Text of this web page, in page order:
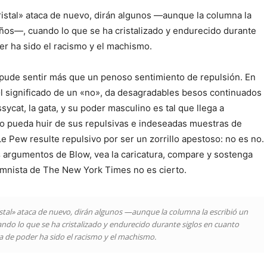
ataca de nuevo, dirán algunos —aunque la columna la
cuando lo que se ha cristalizado y endurecido durante
ha sido el racismo y el machismo.
sentir más que un penoso sentimiento de repulsión. En
de un «no», da desagradables besos continuados
la gata, y su poder masculino es tal que llega a
pueda huir de sus repulsivas e indeseadas muestras de
Pew resulte repulsivo por ser un zorrillo apestoso: no es no.
de Blow, vea la caricatura, compare y sostenga
de The New York Times no es cierto.
ataca de nuevo, dirán algunos —aunque la columna la escribió un
lo que se ha cristalizado y endurecido durante siglos en cuanto
de poder ha sido el racismo y el machismo.